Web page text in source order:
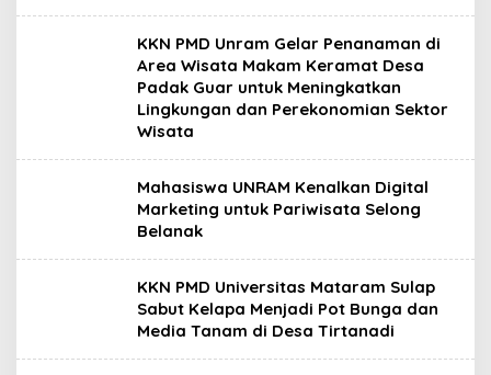
KKN PMD Unram Gelar Penanaman di
Area Wisata Makam Keramat Desa
Padak Guar untuk Meningkatkan
Lingkungan dan Perekonomian Sektor
Wisata
Mahasiswa UNRAM Kenalkan Digital
Marketing untuk Pariwisata Selong
Belanak
KKN PMD Universitas Mataram Sulap
Sabut Kelapa Menjadi Pot Bunga dan
Media Tanam di Desa Tirtanadi